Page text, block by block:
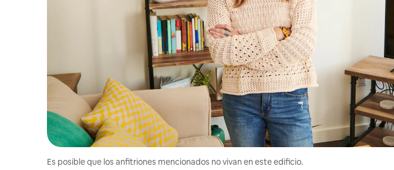
Es posible que los anfitriones mencionados no vivan en este edificio.